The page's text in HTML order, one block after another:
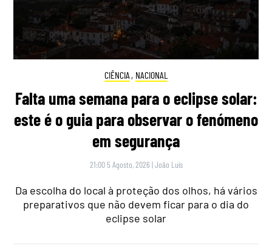
CIÊNCIA , NACIONAL
Falta uma semana para o eclipse solar:
este é o guia para observar o fenómeno
em segurança
21:00 5 Agosto, 2026 |João Luís
Da escolha do local à proteção dos olhos, há vários
preparativos que não devem ficar para o dia do
eclipse solar